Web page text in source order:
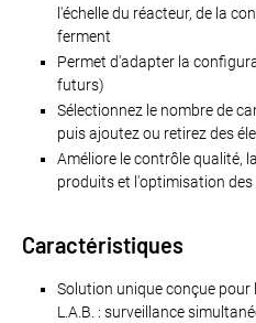
l'échelle du réacteur, de la
ferment
Permet d'adapter la
futurs)
Sélectionnez le nombre de
puis ajoutez ou retirez des
Améliore le contrôle qualité,
produits et l'optimisation
Caractéristiques
Solution unique conçue
L.A.B. : surveillance